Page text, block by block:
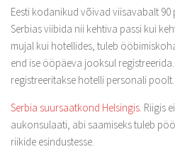
Eesti kodanikud võivad viisavabalt
Serbias viibida nii kehtiva passi kui
mujal kui hotellides, tuleb
end ise ööpäeva jooksul
registreeritakse hotelli personali poolt.
Serbia suursaatkond Helsingis. Riigis
aukonsulaati, abi saamiseks tuleb
riikide esindustesse.